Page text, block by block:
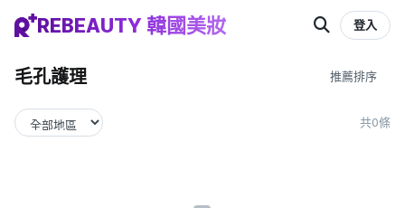
REBEAUTY 韓國美妝 登入
毛孔護理
共0條